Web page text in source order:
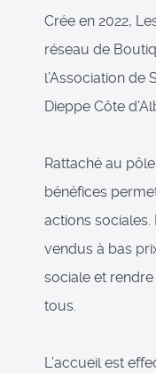
Crée en 2022,
réseau de
l’Association de
Dieppe Côte
Rattaché au
bénéfices
actions sociales.
vendus à bas
sociale et
tous.
L’accueil est